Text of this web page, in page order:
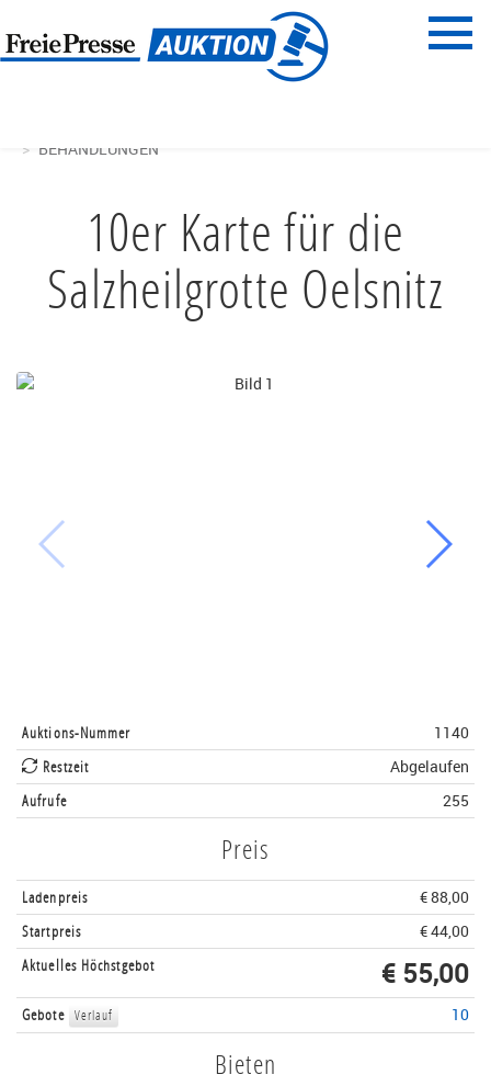
Menü
BEHANDLUNGEN
10er Karte für die
Salzheilgrotte Oelsnitz
Auktions-Nummer
1140
Restzeit
Abgelaufen
Aufrufe
255
Preis
Ladenpreis
€ 88,00
Startpreis
€ 44,00
Aktuelles Höchstgebot
€ 55,00
Gebote Verlauf 10
Bieten